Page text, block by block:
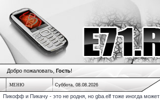
Добро пожаловать, Гость!
МЕНЮ Суббота, 08.08.2026
Пикофф и Пикачу - это не родня, но gba.elf тоже иногда может